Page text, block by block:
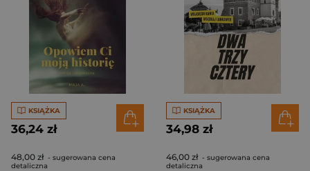
KSIĄŻKA
36,24 zł
48,00 zł - sugerowana cena
detaliczna
KSIĄŻKA
34,98 zł
46,00 zł - sugerowana cena
detaliczna